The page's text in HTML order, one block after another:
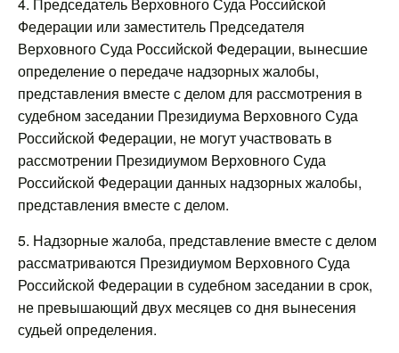
Федерации или заместитель Председателя
Верховного Суда Российской Федерации, вынесшие
определение о передаче надзорных жалобы,
представления вместе с делом для рассмотрения в
судебном заседании Президиума Верховного Суда
Российской Федерации, не могут участвовать в
рассмотрении Президиумом Верховного Суда
Российской Федерации данных надзорных жалобы,
представления вместе с делом.
5. Надзорные жалоба, представление вместе с делом
рассматриваются Президиумом Верховного Суда
Российской Федерации в судебном заседании в срок,
не превышающий двух месяцев со дня вынесения
судьей определения.